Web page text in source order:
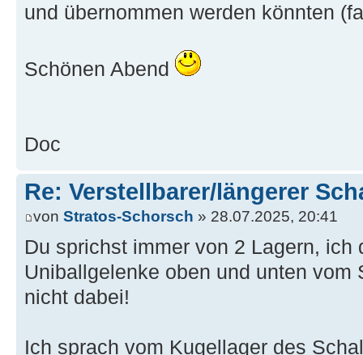
und übernommen werden könnten
Schönen Abend
Doc
Re: Verstellbarer/längerer
von Stratos-Schorsch » 28.07.2025, 20:41
Du sprichst immer von 2 Lagern, ich
Uniballgelenke oben und unten vom
nicht dabei!
Ich sprach vom Kugellager des